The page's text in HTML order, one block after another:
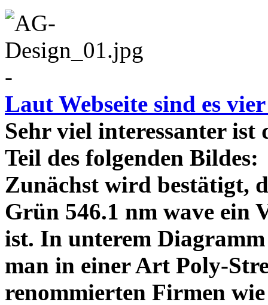
-
Laut Webseite sind es
Sehr viel interessanter
Teil des folgenden
Zunächst wird bestätigt,
Grün 546.1 nm wave ein
ist. In unterem
man in einer Art Poly-
renommierten Firmen